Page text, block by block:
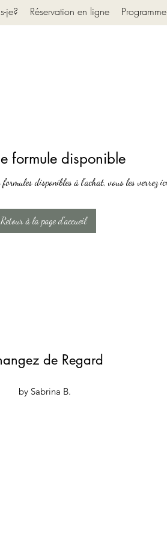
je? Réservation en ligne
formule disponible
disponibles à l'achat, vous les verrez
Retour à la page d'accueil
de Regard
by Sabrina B.